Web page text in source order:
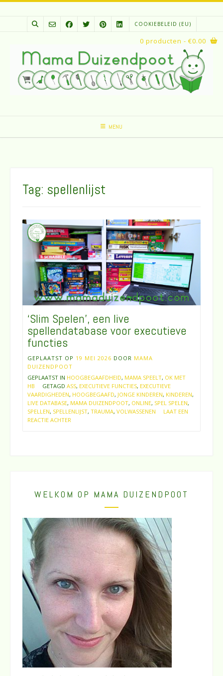
Spring
COOKIEBELEID (EU)
MENU
0 producten - €0.00
Tag: spellenlijst
‘Slim Spelen’, een live
spellendatabase voor executieve
functies
GEPLAATST OP 19 MEI 2026 DOOR MAMA
DUIZENDPOOT
GEPLAATST IN HOOGBEGAAFDHEID, MAMA SPEELT, OK MET
HB
GETAGD ASS, EXECUTIEVE FUNCTIES, EXECUTIEVE
VAARDIGHEDEN, HOOGBEGAAFD, JONGE KINDEREN, KINDEREN,
LIVE DATABASE, MAMA DUIZENDPOOT, ONLINE, SPEL SPELEN,
SPELLEN, SPELLENLIJST, TRAUMA, VOLWASSENEN
LAAT EEN
REACTIE ACHTER
WELKOM OP MAMA DUIZENDPOOT